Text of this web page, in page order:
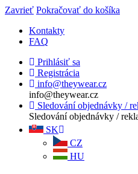
Zavrieť Pokračovať do košíka
Kontakty
FAQ
Prihlásiť sa
Registrácia
info@theywear.cz
info@theywear.cz
Sledování objednávky /
Sledování objednávky /
SK
CZ
HU